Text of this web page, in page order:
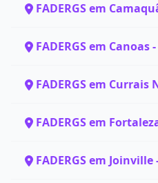
FADERGS em
FADERGS em Canoas -
FADERGS em Currais
FADERGS em
FADERGS em Joinville